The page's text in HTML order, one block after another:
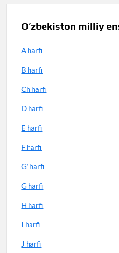
O’zbekiston milliy
A harfi
B harfi
Ch harfi
D harfi
E harfi
F harfi
G’ harfi
G harfi
H harfi
I harfi
J harfi